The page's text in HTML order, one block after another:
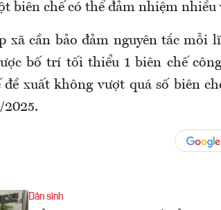
biên chế có thể đảm nhiệm
xã cần bảo đảm nguyên tắc mỗi
bố trí tối thiểu 1 biên chế
đề xuất không vượt quá số biên
Dân sinh